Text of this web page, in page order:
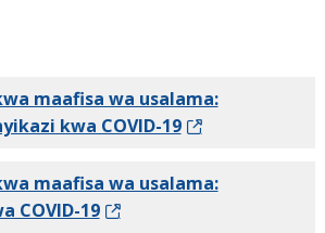
maafisa wa usalama:
kwa COVID-19
maafisa wa usalama:
COVID-19